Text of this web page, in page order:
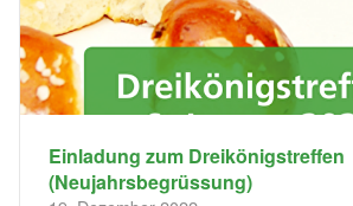
Einladung zum Dreikönigstreffen
(Neujahrsbegrüssung)